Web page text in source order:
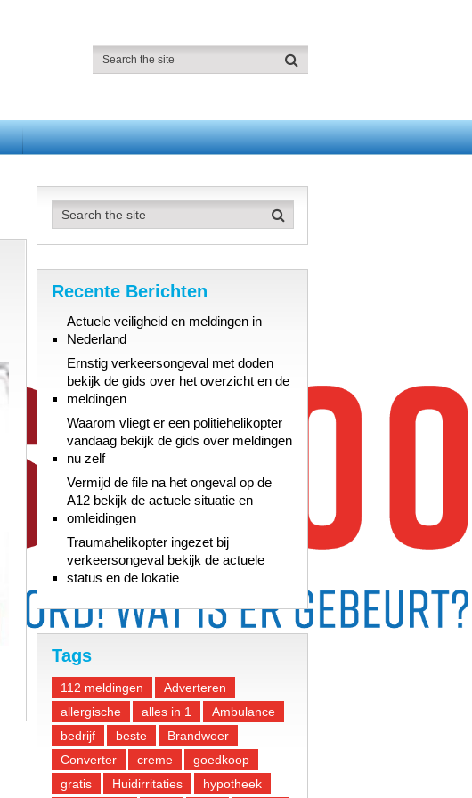
Recente Berichten
Actuele veiligheid en meldingen in
Nederland
Ernstig verkeersongeval met doden
bekijk de gids over het overzicht en de
meldingen
Waarom vliegt er een politiehelikopter
vandaag bekijk de gids over meldingen
nu zelf
Vermijd de file na het ongeval op de
A12 bekijk de actuele situatie en
omleidingen
Traumahelikopter ingezet bij
verkeersongeval bekijk de actuele
status en de lokatie
Tags
112 meldingen
Adverteren
allergische
alles in 1
Ambulance
bedrijf
beste
Brandweer
Converter
creme
goedkoop
gratis
Huidirritaties hypotheek